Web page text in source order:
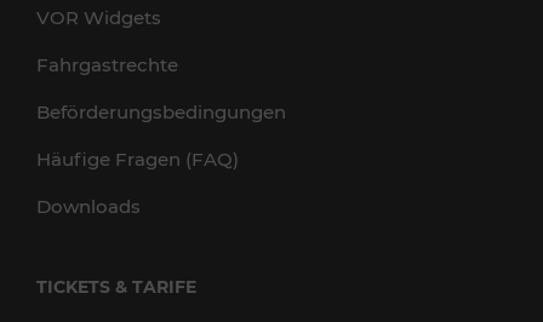
VOR Widgets
Fahrgastrechte
Beförderungsbedingungen
Häufige Fragen (FAQ)
Downloads
TICKETS & TARIFE